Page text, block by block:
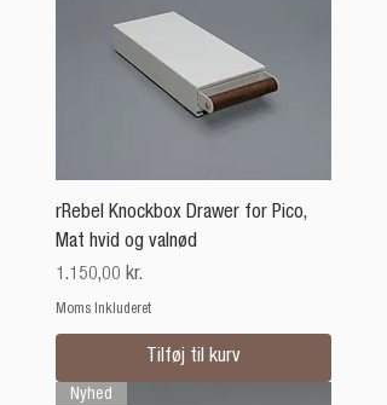
rRebel Knockbox Drawer for Pico,
Mat hvid og valnød
Pris
1.150,00 kr.
Moms Inkluderet
Tilføj til kurv
Nyhed